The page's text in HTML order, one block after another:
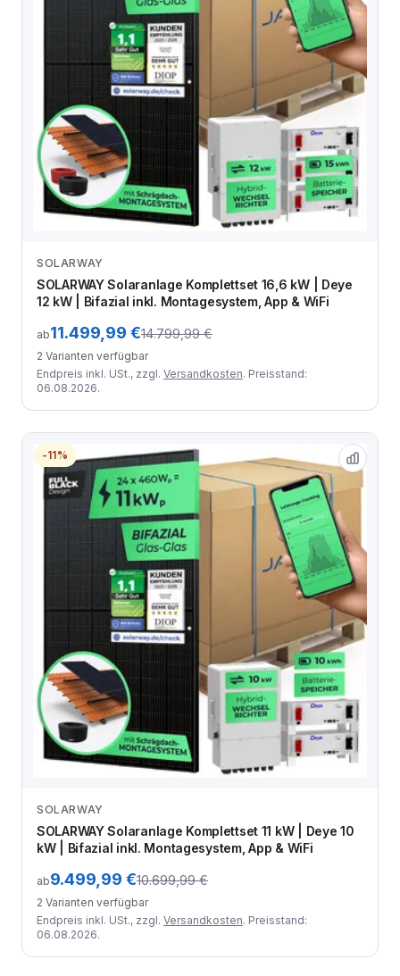
SOLARWAY
SOLARWAY Solaranlage Komplettset 16,6 kW | Deye
12 kW | Bifazial inkl. Montagesystem, App & WiFi
ab11.499,99 €14.799,99 €
2 Varianten verfügbar
Endpreis inkl. USt., zzgl. Versandkosten. Preisstand:
06.08.2026.
-11%
SOLARWAY
SOLARWAY Solaranlage Komplettset 11 kW | Deye 10
kW | Bifazial inkl. Montagesystem, App & WiFi
ab9.499,99 €10.699,99 €
2 Varianten verfügbar
Endpreis inkl. USt., zzgl. Versandkosten. Preisstand:
06.08.2026.